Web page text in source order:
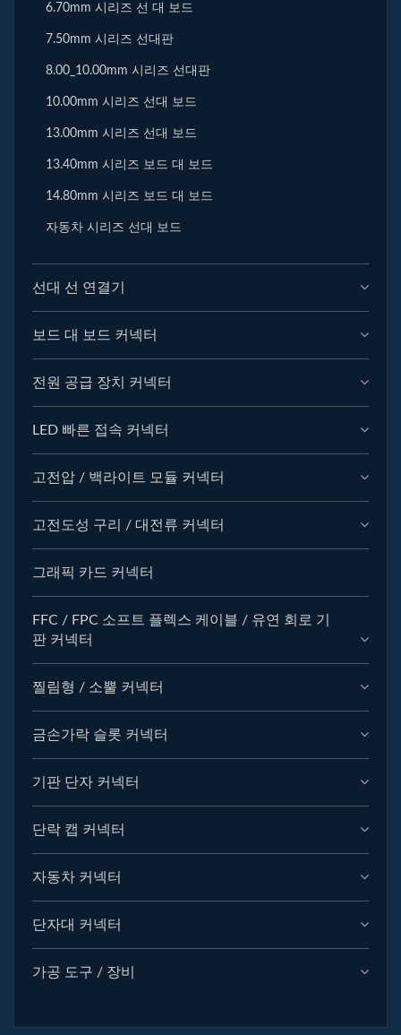
6.70mm 시리즈 선 대 보드
7.50mm 시리즈 선대판
8.00_10.00mm 시리즈 선대판
10.00mm 시리즈 선대 보드
13.00mm 시리즈 선대 보드
13.40mm 시리즈 보드 대 보드
14.80mm 시리즈 보드 대 보드
자동차 시리즈 선대 보드
선대 선 연결기
보드 대 보드 커넥터
전원 공급 장치 커넥터
LED 빠른 접속 커넥터
고전압 / 백라이트 모듈 커넥터
고전도성 구리 / 대전류 커넥터
그래픽 카드 커넥터
FFC / FPC 소프트 플렉스 케이블 / 유연 회로 기
판 커넥터
찔림형 / 소뿔 커넥터
금손가락 슬롯 커넥터
기판 단자 커넥터
단락 캡 커넥터
자동차 커넥터
단자대 커넥터
가공 도구 / 장비